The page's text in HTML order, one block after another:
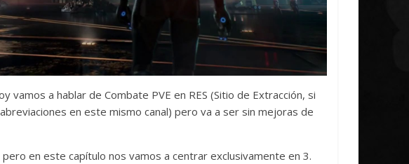
vamos a hablar de Combate PVE en RES (Sitio de Extracción, si
en este mismo canal) pero va a ser sin mejoras de
en este capítulo nos vamos a centrar exclusivamente en 3.